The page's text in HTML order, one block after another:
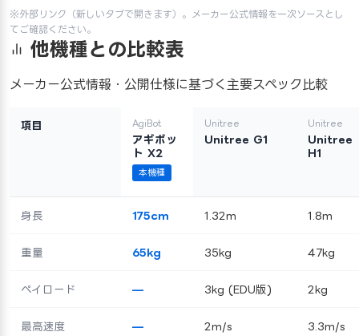
※外部リンク（新しいタブで開きます）。メーカー公式情報を一次ソースとし
てご確認ください。
他機種との比較表
メーカー公式情報・公開仕様に基づく主要スペック比較
項目 AgiBot
アギボッ
ト X2
本機種
Unitree
Unitree G1
Unitree
Unitree
H1
身長 175cm 1.32m 1.8m
重量 65kg 35kg 47kg
ペイロード — 3kg (EDU版) 2kg
最高速度 —
2m/s
3.3m/s